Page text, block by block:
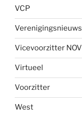
VCP
Verenigingsnieuws
Vicevoorzitter NOV
Virtueel
Voorzitter
West